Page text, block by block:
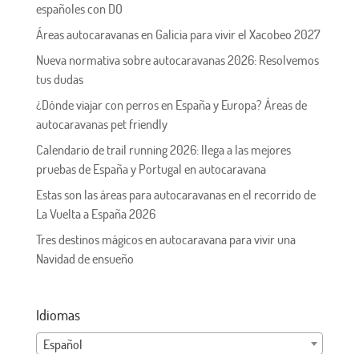
españoles con DO
Áreas autocaravanas en Galicia para vivir el Xacobeo 2027
Nueva normativa sobre autocaravanas 2026: Resolvemos
tus dudas
¿Dónde viajar con perros en España y Europa? Áreas de
autocaravanas pet friendly
Calendario de trail running 2026: llega a las mejores
pruebas de España y Portugal en autocaravana
Estas son las áreas para autocaravanas en el recorrido de
La Vuelta a España 2026
Tres destinos mágicos en autocaravana para vivir una
Navidad de ensueño
Idiomas
Español